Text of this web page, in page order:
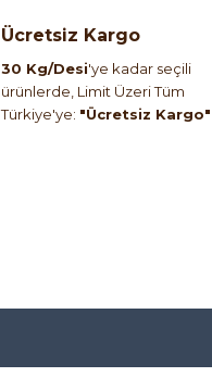
Ücretsiz Kargo
30 Kg/Desi'ye kadar seçili
ürünlerde, Limit Üzeri Tüm
Türkiye'ye: "Ücretsiz Kargo"